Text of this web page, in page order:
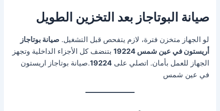
صيانة البوتاجاز بعد التخزين الطويل
لو الجهاز متخزن فترة، لازم يتفحص قبل التشغيل.صيانة بوتاجاز
أريستون في عين شمس 19224
بتنضف كل الأجزاء الداخلية وتجهز
الجهاز للعمل بأمان. اتصلي على19224.صيانة بوتاجاز اريستون
في عين شمس